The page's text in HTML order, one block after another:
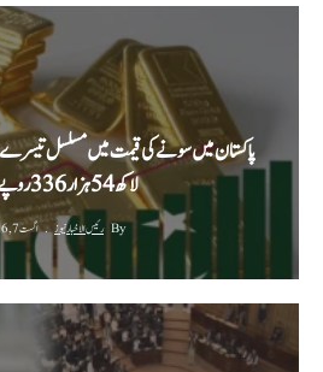
لاکھ 54 ہزار 336 روپے ہوگیا
By رئیس الاخبار نیوز اگست 7, 2026